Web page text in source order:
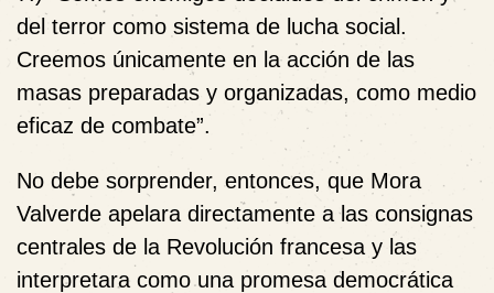
del terror como sistema de lucha social.
Creemos únicamente en la acción de las
masas preparadas y organizadas, como medio
eficaz de combate”.
No debe sorprender, entonces, que Mora
Valverde apelara directamente a las consignas
centrales de la Revolución francesa y las
interpretara como una promesa democrática